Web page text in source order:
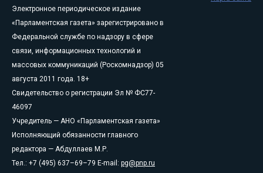
Электронное периодическое издание
«Парламентская газета» зарегистрировано в
Федеральной службе по надзору в сфере
связи, информационных технологий и
массовых коммуникаций (Роскомнадзор) 05
августа 2011 года. 18+
Свидетельство о регистрации Эл № ФС77-
46097
Учредитель — АНО «Парламентская газета»
Исполняющий обязанности главного
редактора — Абдуллаев М.Р.
Тел.: +7 (495) 637–69–79 E-mail: pg@pnp.ru